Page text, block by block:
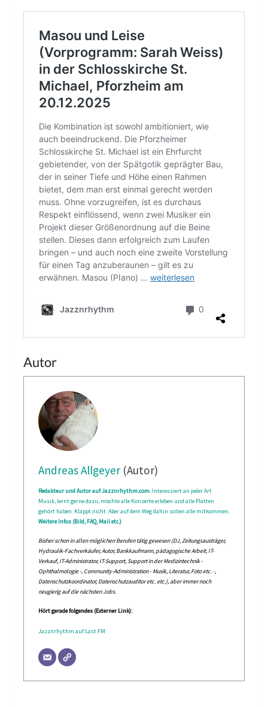
Autor
Andreas Allgeyer(Autor)
Redakteur und Autor auf Jazznrhythm.com.Interessiert an jeder Art
Musik, lernt gerne dazu, möchte alle Konzerte erleben und alle Platten
gehört haben. Klappt nicht. Aber auf dem Weg dahin sollen alle mitkommen.
Weitere Infos (Bild, FAQ, Mail etc.)
Bisher schon in allen möglichen Berufen tätig gewesen (DJ, Zeitungsausträger,
Hydraulik-Fachverkäufer, Autor, Bankkaufmann, pädagogische Arbeit, IT-
Verkauf, IT-Administrator, IT-Support, Support in der Medizintechnik -
Ophthalmologie -, Community-Administration - Musik, Literatur, Foto etc. -,
Datenschutzkoordinator, Datenschutzauditor etc. etc.), aber immer noch
neugierig auf die nächsten Jobs.
Hört gerade folgendes (Externer Link):
Jazznrhythm auf Last.FM